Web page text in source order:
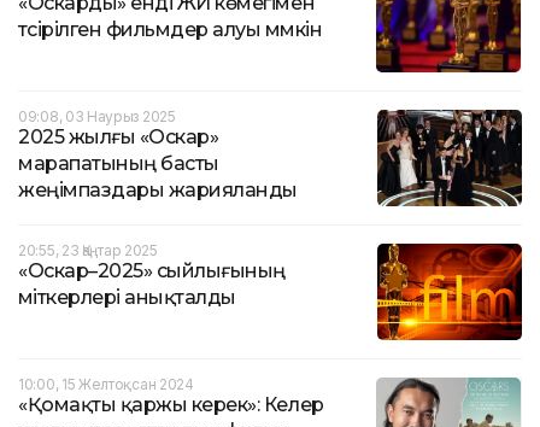
түсірілген фильмдер алуы мүмкін
09:08, 03 Наурыз 2025
2025 жылғы «Оскар»
марапатының басты
жеңімпаздары жарияланды
20:55, 23 Қаңтар 2025
«Оскар–2025» сыйлығының
үміткерлері анықталды
10:00, 15 Желтоқсан 2024
«Қомақты қаржы керек»: Келер